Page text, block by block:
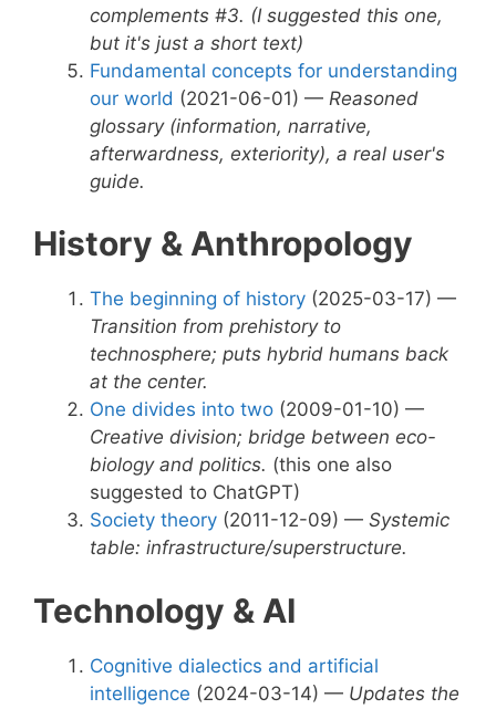
complements #3. (I suggested this one,
but it's just a short text)
Fundamental concepts for understanding
our world (2021-06-01) — Reasoned
glossary (information, narrative,
afterwardness, exteriority), a real user's
guide.
History & Anthropology
The beginning of history (2025-03-17) —
Transition from prehistory to
technosphere; puts hybrid humans back
at the center.
One divides into two (2009-01-10) —
Creative division; bridge between eco-
biology and politics. (this one also
suggested to ChatGPT)
Society theory (2011-12-09) — Systemic
table: infrastructure/superstructure.
Technology & AI
Cognitive dialectics and artificial
intelligence (2024-03-14) — Updates the